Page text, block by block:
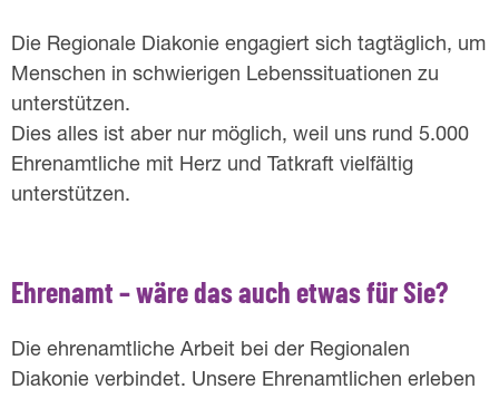
Die Regionale Diakonie engagiert sich tagtäglich, um
Menschen in schwierigen Lebenssituationen zu
unterstützen.
Dies alles ist aber nur möglich, weil uns rund 5.000
Ehrenamtliche mit Herz und Tatkraft vielfältig
unterstützen.
Ehrenamt – wäre das auch etwas für Sie?
Die ehrenamtliche Arbeit bei der Regionalen
Diakonie verbindet. Unsere Ehrenamtlichen erleben